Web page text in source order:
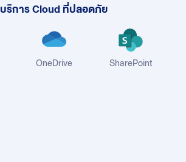
บริการ Cloud ที่ปลอดภัย
OneDrive SharePoint